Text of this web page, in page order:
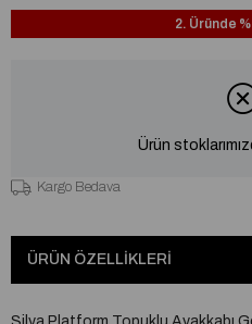
2. Üründe
Ürün
Kargo Bedava
ÜRÜN ÖZELLIKLERI